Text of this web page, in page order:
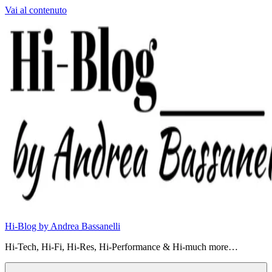
Vai al contenuto
Hi-Blog by Andrea Bassanelli
Hi-Tech, Hi-Fi, Hi-Res, Hi-Performance & Hi-much more…